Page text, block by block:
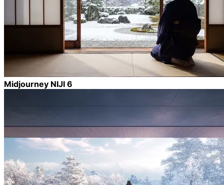
Midjourney NIJI 6